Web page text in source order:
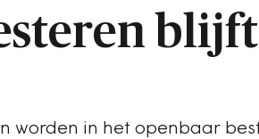
blijft
worden in het openbaar